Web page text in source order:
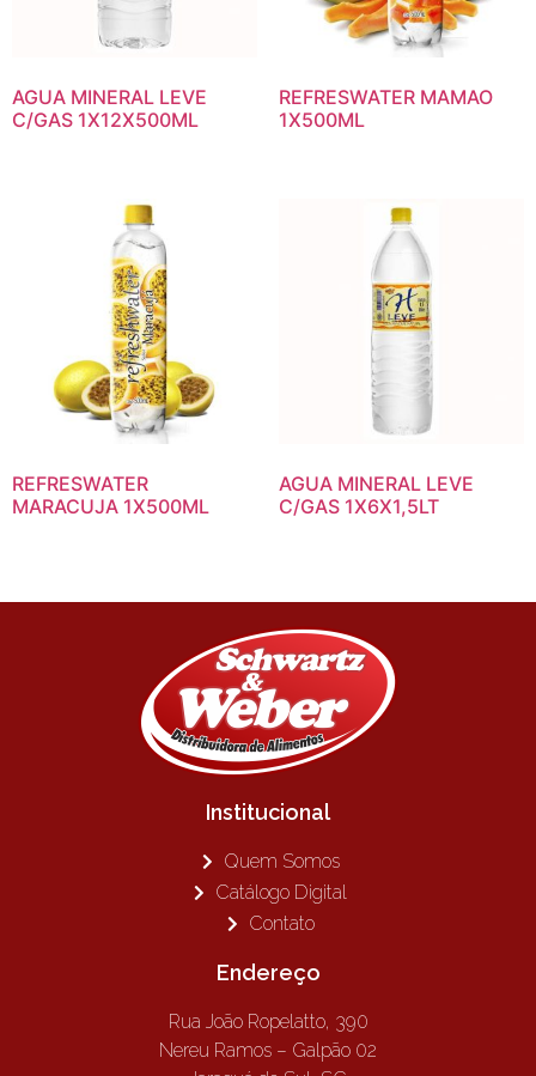
AGUA MINERAL LEVE
C/GAS 1X12X500ML
REFRESWATER MAMAO
1X500ML
REFRESWATER
MARACUJA 1X500ML
AGUA MINERAL LEVE
C/GAS 1X6X1,5LT
Institucional
Quem Somos
Catálogo Digital
Contato
Endereço
Rua João Ropelatto, 390
Nereu Ramos – Galpão 02